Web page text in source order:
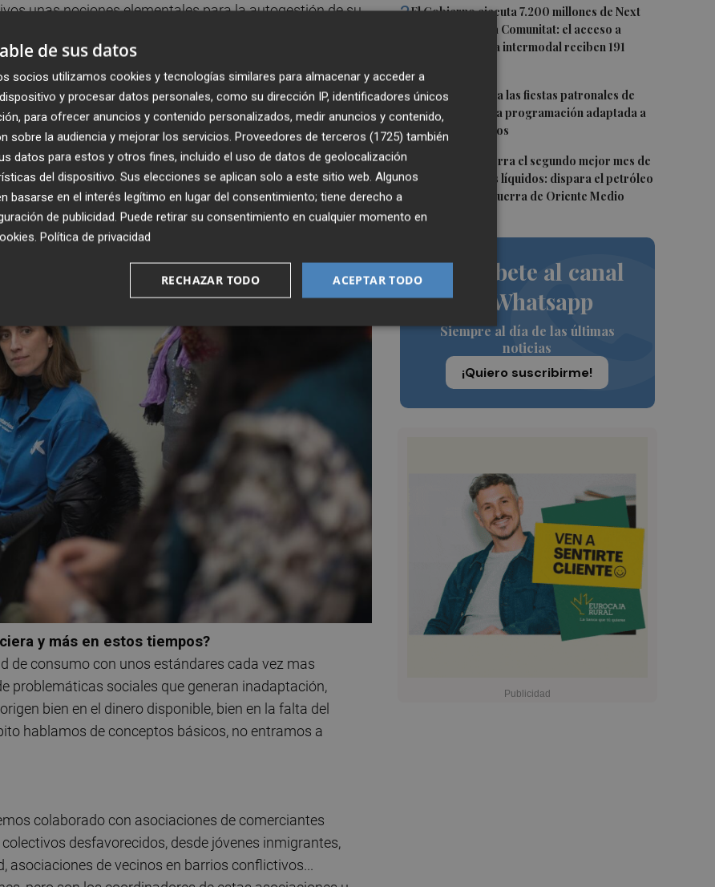
3El Gobierno ejecuta 7.200 millones de Next
Generation en la Comunitat: el acceso a
PortCastelló y la intermodal reciben 191
4 Moncofa disfruta las fiestas patronales de
Sant Roc con una programación adaptada a
todos los públicos
5
PortCastelló cierra el segundo mejor mes de
julio en graneles líquidos: dispara el petróleo
en medio de la guerra de Oriente Medio
Suscríbete al canal
de Whatsapp
Siempre al día de las últimas
noticias
¡Quiero suscribirme!
unas nociones elementales para la autogestión de su
personas que acuden a estos talleres valoren como
familiar, la capacidad de previsión que te permite el
múltiples, el endeudamiento… En fin nociones
tenían interiorizadas y que actualmente, en cierto
y más en estos tiempos?
de consumo con unos estándares cada vez mas
problemáticas sociales que generan inadaptación,
bien en el dinero disponible, bien en la falta del
hablamos de conceptos básicos, no entramos a
colaborado con asociaciones de comerciantes
desfavorecidos, desde jóvenes inmigrantes,
de vecinos en barrios conflictivos...
de sus datos
socios utilizamos cookies y tecnologías similares para almacenar y acceder a
y procesar datos personales, como su dirección IP, identificadores únicos
para ofrecer anuncios y contenido personalizados, medir anuncios y contenido,
sobre la audiencia y mejorar los servicios. Proveedores de terceros (1725) también
datos para estos y otros fines, incluido el uso de datos de geolocalización
del dispositivo. Sus elecciones se aplican solo a este sitio web. Algunos
basarse en el interés legítimo en lugar del consentimiento; tiene derecho a
de publicidad. Puede retirar su consentimiento en cualquier momento en
. Política de privacidad
ACEPTAR TODO
RECHAZAR TODO